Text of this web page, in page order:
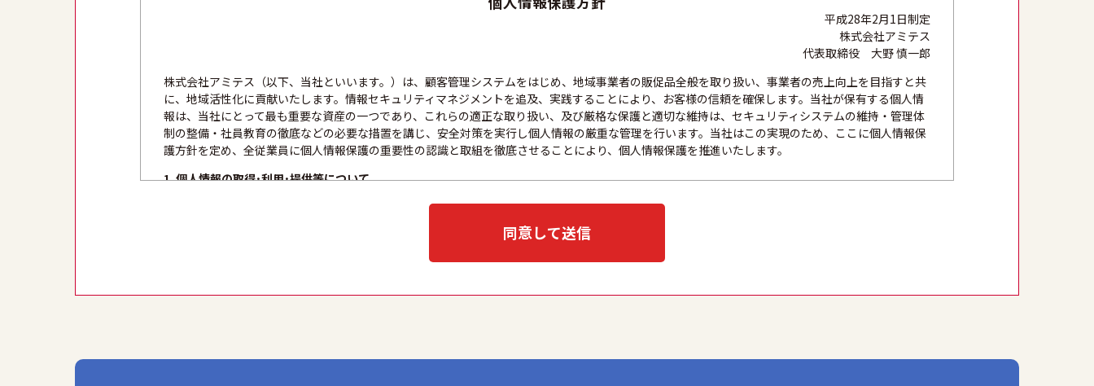
平成28年2月1日制定
株式会社アミテス
代表取締役 大野 慎一郎
株式会社アミテス（以下、当社といいます。）は、顧客管理システムをはじめ、地域事業者の販促品全般を取り扱い、事業者の売上向上を目指すと共
に、地域活性化に貢献いたします。情報セキュリティマネジメントを追及、実践することにより、お客様の信頼を確保します。当社が保有する個人情
報は、当社にとって最も重要な資産の一つであり、これらの適正な取り扱い、及び厳格な保護と適切な維持は、セキュリティシステムの維持・管理体
制の整備・社員教育の徹底などの必要な措置を講じ、安全対策を実行し個人情報の厳重な管理を行います。当社はこの実現のため、ここに個人情報保
護方針を定め、全従業員に個人情報保護の重要性の認識と取組を徹底させることにより、個人情報保護を推進いたします。
1. 個人情報の取得･利用･提供等について
②個人情報を利用する際は、本人に明示、通知、または公表した利用目的の範囲内に限定し、それに反する目的外利用を行なわないための措置を講じ
③個人情報を第三者に提供またはその取扱いを委託する際は、本人が同意を与えた利用目的の範囲内で、適法にこれを行います。
2. 安全対策の実施について
3. 苦情および相談等に対する適正な対応について
同意して送信